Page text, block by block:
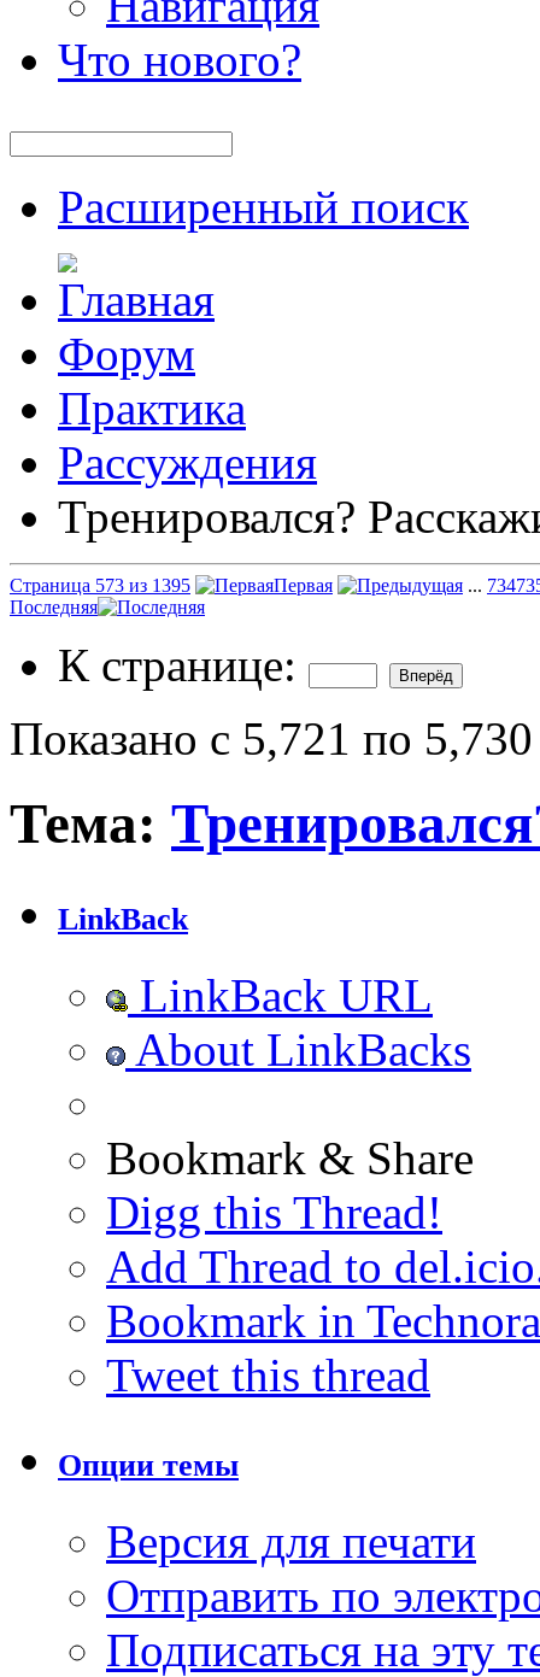
Что нового?
Расширенный поиск
Форум
Практика
Рассуждения
Тренировался?
Страница 573 из 1395 Первая ... 73473
Последняя
К странице:
Показано с 5,721 по
Тема:
LinkBack
LinkBack URL
About LinkBacks
Bookmark & Share
Digg this Thread!
Add Thread to
Bookmark in
Tweet this thread
Опции темы
Версия для печати
Отправить по
Подписаться на эту